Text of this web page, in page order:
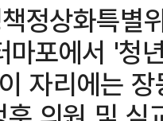
정상화특별
포에서 '청
자리에는